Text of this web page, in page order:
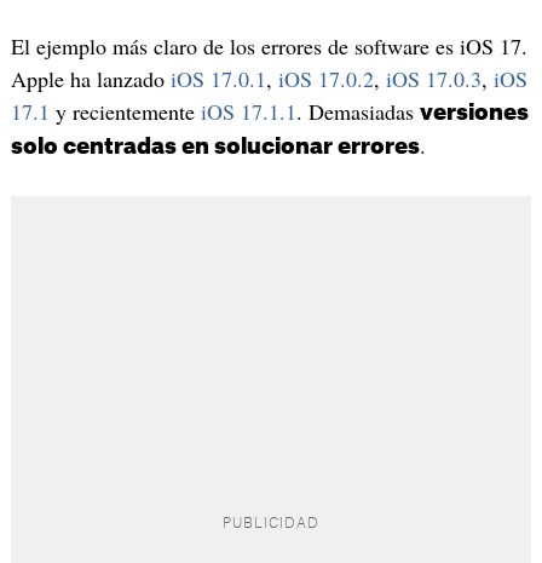
El ejemplo más claro de los errores de software es iOS 17.
Apple ha lanzado iOS 17.0.1, iOS 17.0.2, iOS 17.0.3, iOS
17.1 y recientemente iOS 17.1.1. Demasiadas versiones
solo centradas en solucionar errores.